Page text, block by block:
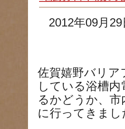
2012年09月
佐賀嬉野バリア
している浴槽
るかどうか、
に行ってきまし